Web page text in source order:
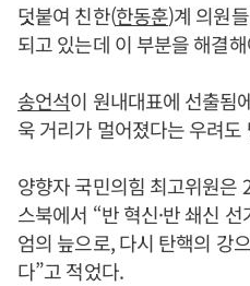
덧붙여 친한(한동훈)계 의원
되고 있는데 이 부분을 해결
송언석이 원내대표에 선출됨
욱 거리가 멀어졌다는 우려
양향자 국민의힘 최고위원은
스북에서 “반 혁신·반 쇄신
엄의 늪으로, 다시 탄핵의 강
다”고 적었다.